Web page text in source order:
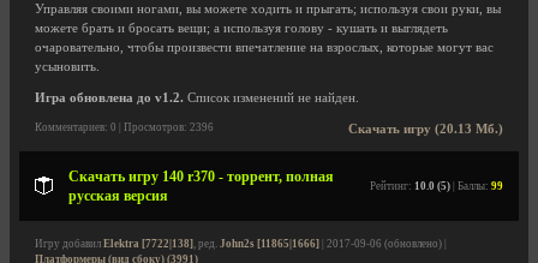
Управляя своими ногами, вы можете ходить и прыгать; используя свои руки, вы
можете брать и бросать вещи; а используя голову - кушать и выглядеть
очаровательно, чтобы произвести впечатление на взрослых, которые могут вас
усыновить.
Игра обновлена до v1.2. Список изменений не найден.
Скачать игру (20.13 Мб.)
Комментариев: 0 | Просмотров: 2396
Скачать игру 140 r370 - торрент, полная
русская версия
Рейтинг: 10.0 (5) | Баллы: 99
Игру добавил Elektra [7722|138], ред. John2s [11865|1666] | 2017-09-06 (обновлено) |
Платформеры (вид сбоку) (3991)